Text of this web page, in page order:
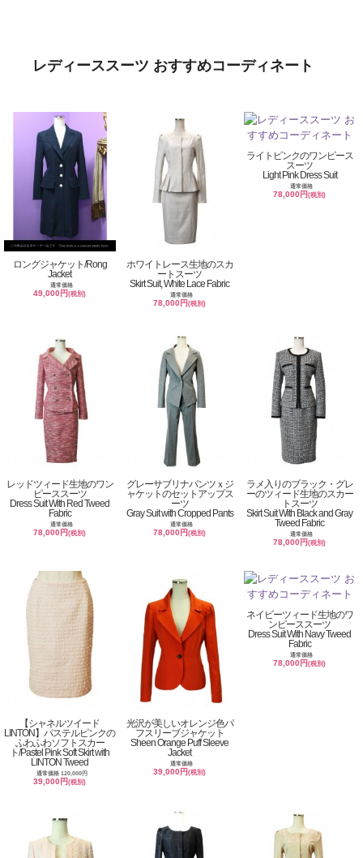
レディーススーツ おすすめコーディネート
ロングジャケット/Rong
Jacket
通常価格
49,000円(税別)
ホワイトレース生地のスカ
ートスーツ
Skirt Suit, White Lace Fabric
通常価格
78,000円(税別)
ライトピンクのワンピース
スーツ
Light Pink Dress Suit
通常価格
78,000円(税別)
レッドツィード生地のワン
ピーススーツ
Dress Suit With Red Tweed
Fabric
通常価格
78,000円(税別)
グレーサブリナパンツｘジ
ャケットのセットアップス
ーツ
Gray Suit with Cropped Pants
通常価格
78,000円(税別)
ラメ入りのブラック・グレ
ーのツィード生地のスカー
トスーツ
Skirt Suit With Black and Gray
Tweed Fabric
通常価格
78,000円(税別)
【シャネルツイード
LINTON】パステルピンクの
ふわふわソフトスカー
ト/Pastel Pink Soft Skirt with
LINTON Tweed
通常価格 120,000円
39,000円(税別)
光沢が美しいオレンジ色パ
フスリーブジャケット
Sheen Orange Puff Sleeve
Jacket
通常価格
39,000円(税別)
ネイビーツィード生地のワ
ンピーススーツ
Dress Suit With Navy Tweed
Fabric
通常価格
78,000円(税別)